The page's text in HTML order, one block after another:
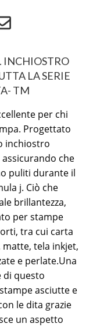
INCHIOSTRO
LA SERIE
TM
per chi
Progettato
inchiostro
che
puliti durante il
j. Ciò che
brillantezza,
per stampe
tra cui carta
matte, tela inkjet,
e perlate.Una
di questo
asciutte e
le dita grazie
un aspetto